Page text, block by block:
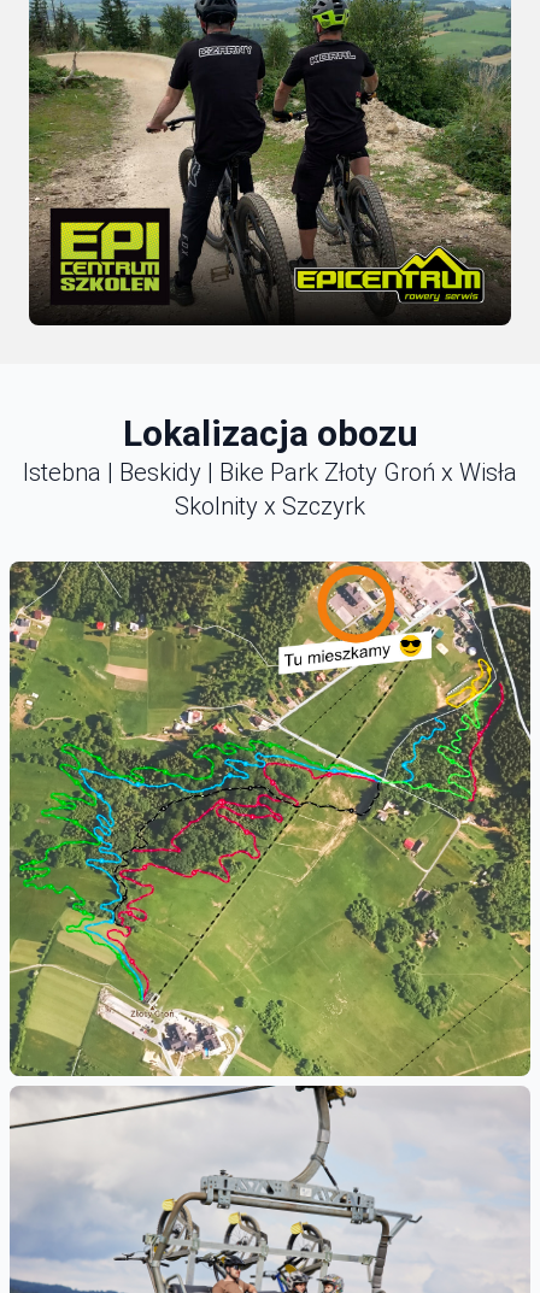
Lokalizacja obozu
Istebna | Beskidy | Bike Park Złoty Groń x Wisła
Skolnity x Szczyrk